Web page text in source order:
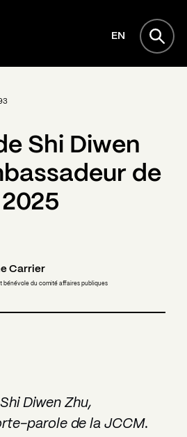
EN
Shi Diwen
de
Carrier
bénévole du comité affaires publiques
Diwen Zhu,
parole de la JCCM.